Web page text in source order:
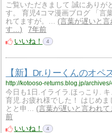
ご覧いただきまして 誠にありが
す。 育児4コマ漫画ブログ 「言
れてますが。…
言葉が遅いと言
す…
7年前
いいね！
4
【新】Dr.りーくんのオペ
http://kotooso-returns.blog.jp/
今日も1日.イライラ.ほっこり.
育児.お疲れ様でした！ はじめま
とと申…
言葉が遅いと言われ
前
いいね！
4